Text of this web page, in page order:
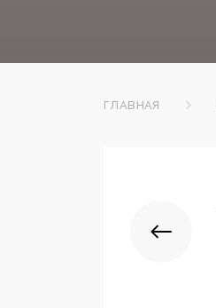
ГЛАВНАЯ